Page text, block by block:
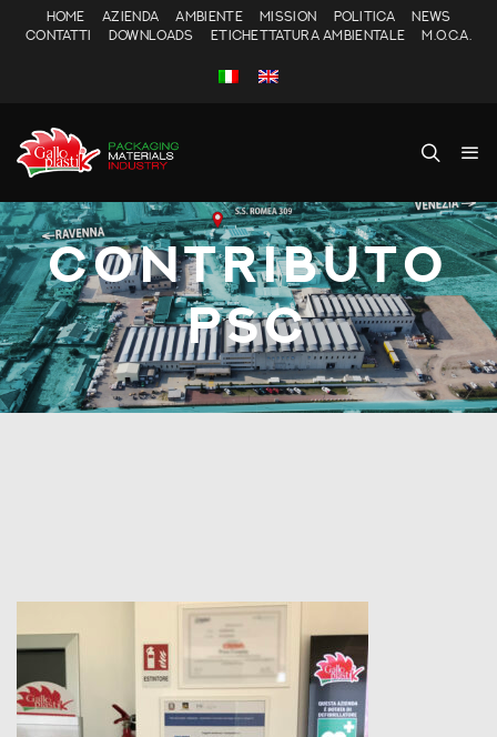
HOME AZIENDA AMBIENTE MISSION POLITICA
NEWS
CONTATTI
DOWNLOADS ETICHETTATURA AMBIENTALE M.O.C.A.
CONTRIBUTO
PSC